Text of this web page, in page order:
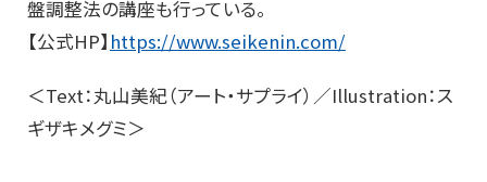
盤調整法の講座も行っている。
【公式HP】 https://www.seikenin.com/
＜Text：丸山美紀（アート・サプライ）／Illustration：ス
ギザキメグミ＞